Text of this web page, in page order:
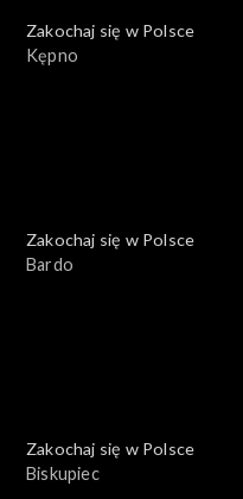
Zakochaj się w Polsce
Kępno
Zakochaj się w Polsce
Bardo
Zakochaj się w Polsce
Biskupiec